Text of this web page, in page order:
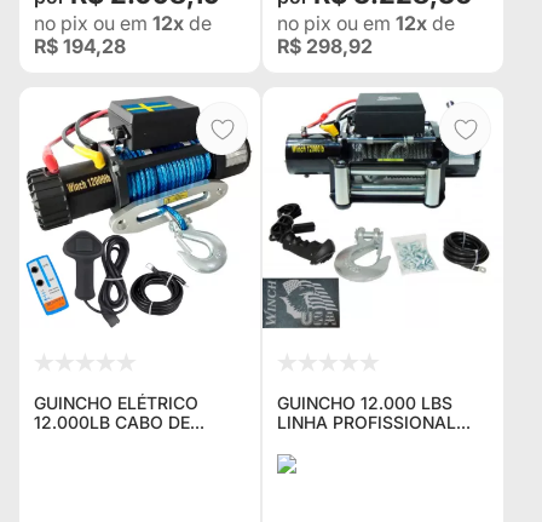
no pix ou em 12x de
R$ 194,28
no pix ou em 12x de
R$ 298,92
GUINCHO ELÉTRICO
12.000LB CABO DE
GUINCHO 12.000 LBS
LINHA PROFISSIONAL
PEÇA ÚNICA